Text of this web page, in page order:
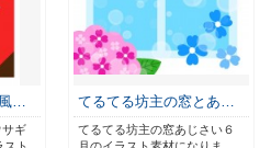
…
サギ
てるてる坊主の窓とあ…
てるてる坊主の窓あじさい６